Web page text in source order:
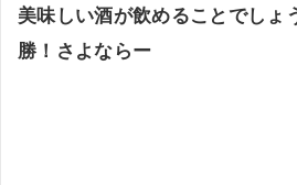
美味しい酒が飲めることでしょ
勝！さよならー